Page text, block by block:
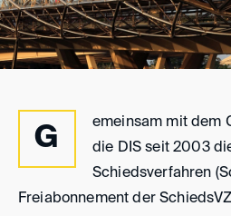
G
emeinsam mit dem
die DIS seit 2003
Schiedsverfahren
Freiabonnement der